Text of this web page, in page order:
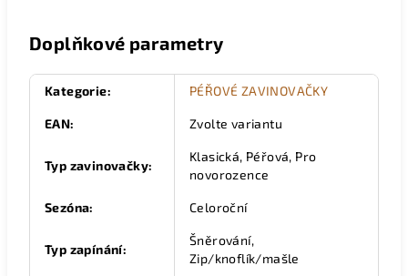
Doplňkové parametry
Kategorie: PÉŘOVÉ ZAVINOVAČKY
EAN: Zvolte variantu
Typ zavinovačky:
Klasická, Péřová, Pro
novorozence
Sezóna: Celoroční
Typ zapínání:
Šněrování,
Zip/knoflík/mašle